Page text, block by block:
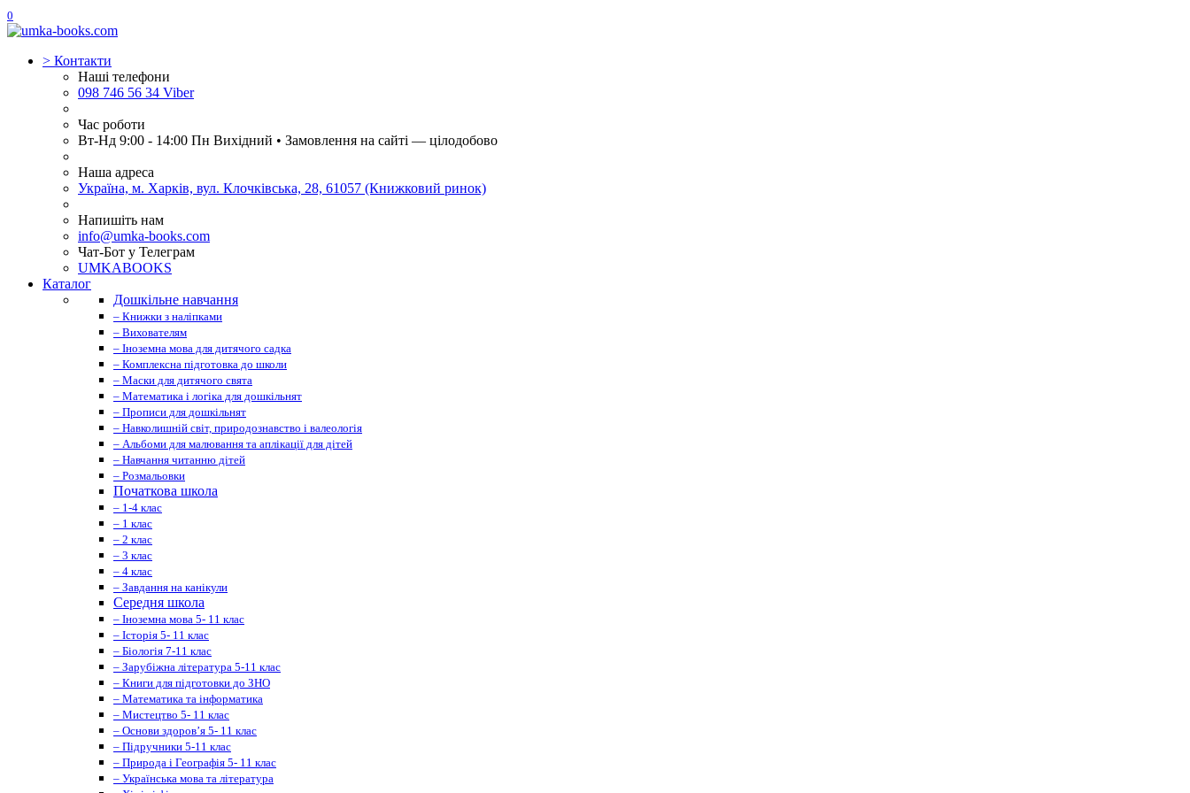
0
> Контакти
Наші телефони
098 746 56 34 Viber
Час роботи
Вт-Нд 9:00 - 14:00 Пн Вихідний • Замовлення на сайті — цілодобово
Наша адреса
Україна, м. Харків, вул. Клочківська, 28, 61057 (Книжковий ринок)
Напишіть нам
info@umka-books.com
Чат-Бот у Телеграм
UMKABOOKS
Каталог
Дошкільне навчання
– Книжки з наліпками
– Вихователям
– Іноземна мова для дитячого садка
– Комплексна підготовка до школи
– Маски для дитячого свята
– Математика і логіка для дошкільнят
– Прописи для дошкільнят
– Навколишній світ, природознавство і валеологія
– Альбоми для малювання та аплікації для дітей
– Навчання читанню дітей
– Розмальовки
Початкова школа
– 1-4 клас
– 1 клас
– 2 клас
– 3 клас
– 4 клас
– Завдання на канікули
Середня школа
– Іноземна мова 5- 11 клас
– Історія 5- 11 клас
– Біологія 7-11 клас
– Зарубіжна література 5-11 клас
– Книги для підготовки до ЗНО
– Математика та інформатика
– Мистецтво 5- 11 клас
– Основи здоров’я 5- 11 клас
– Підручники 5-11 клас
– Природа і Географія 5- 11 клас
– Українська мова та література